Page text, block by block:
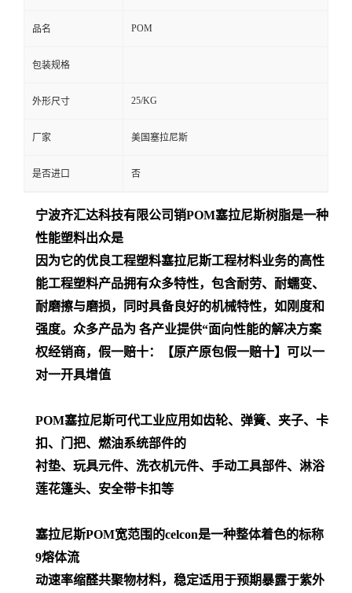
品名 POM
包装规格
外形尺寸 25/KG
厂家 美国塞拉尼斯
是否进口 否
宁波齐汇达科技有限公司销POM塞拉尼斯树脂是一种
性能塑料出众是
因为它的优良工程塑料塞拉尼斯工程材料业务的高性
能工程塑料产品拥有众多特性，包含耐劳、耐蠕变、
耐磨擦与磨损，同时具备良好的机械特性，如刚度和
强度。众多产品为 各产业提供“面向性能的解决方案
权经销商，假一赔十：【原产原包假一赔十】可以一
对一开具增值
POM塞拉尼斯可代工业应用如齿轮、弹簧、夹子、卡
扣、门把、燃油系统部件的
衬垫、玩具元件、洗衣机元件、手动工具部件、淋浴
莲花篷头、安全带卡扣等
塞拉尼斯POM宽范围的celcon是一种整体着色的标称
9熔体流
动速率缩醛共聚物材料，稳定适用于预期暴露于紫外